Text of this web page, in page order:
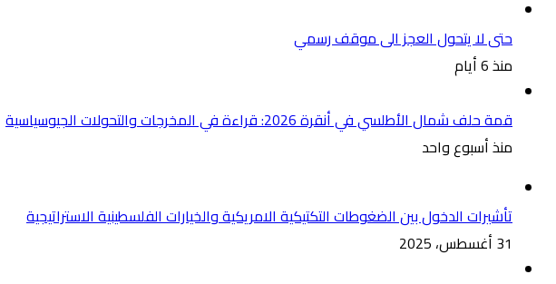
حتى لا يتحول العجز الى موقف رسمي
منذ 6 أيام
قمة حلف شمال الأطلسي في أنقرة 2026: قراءة في المخرجات والتحولات الجيوسياسية
منذ أسبوع واحد
تأشيرات الدخول بين الضغوطات التكتيكية الامريكية والخيارات الفلسطينية الاستراتيجية
31 أغسطس، 2025